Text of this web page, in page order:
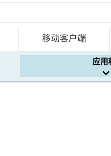
移动客户端
应用